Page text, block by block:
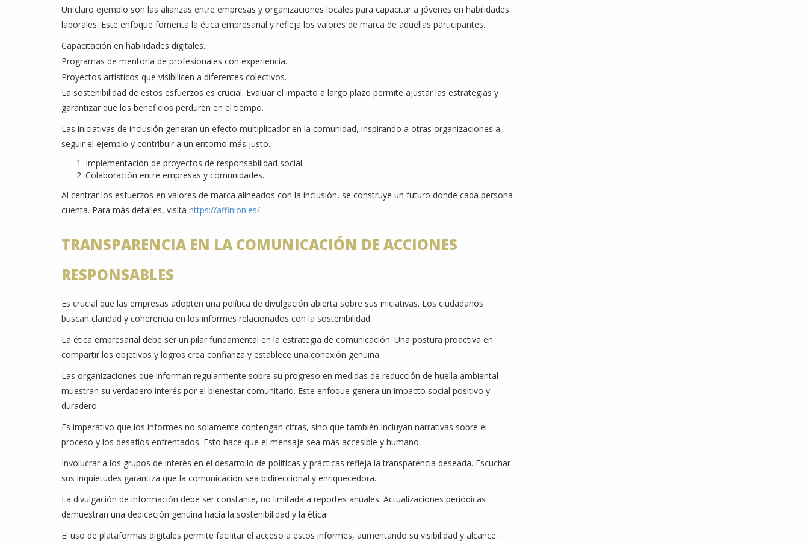
Un claro ejemplo son las alianzas entre empresas y organizaciones locales para capacitar a jóvenes en habilidades
laborales. Este enfoque fomenta la ética empresarial y refleja los valores de marca de aquellas participantes.
Capacitación en habilidades digitales.
Programas de mentoría de profesionales con experiencia.
Proyectos artísticos que visibilicen a diferentes colectivos.
La sostenibilidad de estos esfuerzos es crucial. Evaluar el impacto a largo plazo permite ajustar las estrategias y
garantizar que los beneficios perduren en el tiempo.
Las iniciativas de inclusión generan un efecto multiplicador en la comunidad, inspirando a otras organizaciones a
seguir el ejemplo y contribuir a un entorno más justo.
Implementación de proyectos de responsabilidad social.
Colaboración entre empresas y comunidades.
Al centrar los esfuerzos en valores de marca alineados con la inclusión, se construye un futuro donde cada persona
cuenta. Para más detalles, visita https://affinion.es/.
TRANSPARENCIA EN LA COMUNICACIÓN DE ACCIONES
RESPONSABLES
Es crucial que las empresas adopten una política de divulgación abierta sobre sus iniciativas. Los ciudadanos
buscan claridad y coherencia en los informes relacionados con la sostenibilidad.
La ética empresarial debe ser un pilar fundamental en la estrategia de comunicación. Una postura proactiva en
compartir los objetivos y logros crea confianza y establece una conexión genuina.
Las organizaciones que informan regularmente sobre su progreso en medidas de reducción de huella ambiental
muestran su verdadero interés por el bienestar comunitario. Este enfoque genera un impacto social positivo y
duradero.
Es imperativo que los informes no solamente contengan cifras, sino que también incluyan narrativas sobre el
proceso y los desafíos enfrentados. Esto hace que el mensaje sea más accesible y humano.
Involucrar a los grupos de interés en el desarrollo de políticas y prácticas refleja la transparencia deseada. Escuchar
sus inquietudes garantiza que la comunicación sea bidireccional y enriquecedora.
La divulgación de información debe ser constante, no limitada a reportes anuales. Actualizaciones periódicas
demuestran una dedicación genuina hacia la sostenibilidad y la ética.
El uso de plataformas digitales permite facilitar el acceso a estos informes, aumentando su visibilidad y alcance.